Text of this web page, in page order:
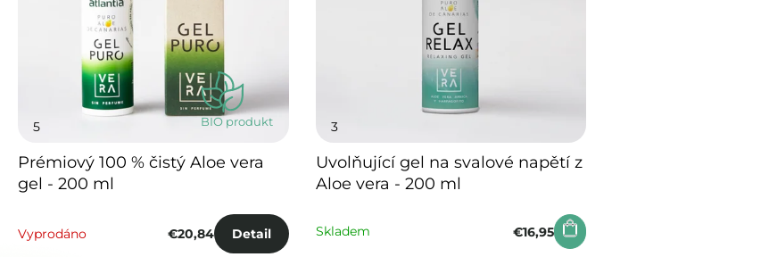
o
d
u
k
o
d
u
k
BIO produkt
Priemerné
produktu
je
5,0
5
hviezdičiek.
5
Prémiový 100 % čistý Aloe vera
gel - 200 ml
Vyprodáno €20,84 Detail
Priemerné
produktu
je
3,0
5
3
Uvolňující gel na svalové napětí z
Aloe vera - 200 ml
Skladem €16,95